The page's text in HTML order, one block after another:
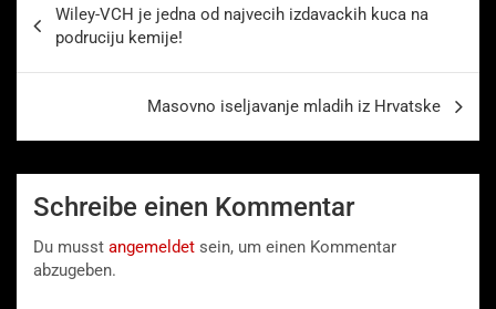
Wiley-VCH je jedna od najvecih izdavackih kuca na
podruciju kemije!
Masovno iseljavanje mladih iz Hrvatske
Schreibe einen Kommentar
Du musst angemeldet sein, um einen Kommentar
abzugeben.